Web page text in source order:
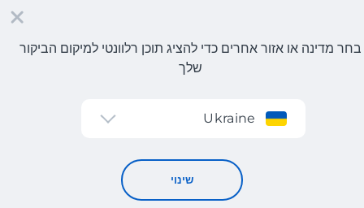
בחר מדינה או אזור אחרים כדי להציג תוכן רלוונטי למיקום הביקור
שלך
Ukraine
שינוי
מיסים ומכסים
מיסים ומכסים